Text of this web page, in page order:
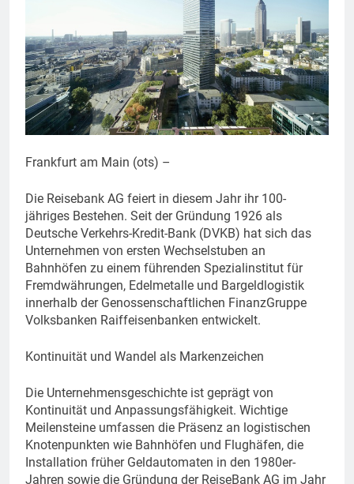
Frankfurt am Main (ots) –
Die Reisebank AG feiert in diesem Jahr ihr 100-
jähriges Bestehen. Seit der Gründung 1926 als
Deutsche Verkehrs-Kredit-Bank (DVKB) hat sich das
Unternehmen von ersten Wechselstuben an
Bahnhöfen zu einem führenden Spezialinstitut für
Fremdwährungen, Edelmetalle und Bargeldlogistik
innerhalb der Genossenschaftlichen FinanzGruppe
Volksbanken Raiffeisenbanken entwickelt.
Kontinuität und Wandel als Markenzeichen
Die Unternehmensgeschichte ist geprägt von
Kontinuität und Anpassungsfähigkeit. Wichtige
Meilensteine umfassen die Präsenz an logistischen
Knotenpunkten wie Bahnhöfen und Flughäfen, die
Installation früher Geldautomaten in den 1980er-
Jahren sowie die Gründung der ReiseBank AG im Jahr